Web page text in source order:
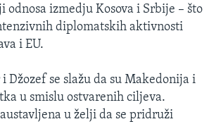
odnosa izmedju Kosova i Srbije – što
diplomatskih aktivnosti
i EU.
se slažu da su Makedonija i
u smislu ostvarenih ciljeva.
u želji da se pridruži